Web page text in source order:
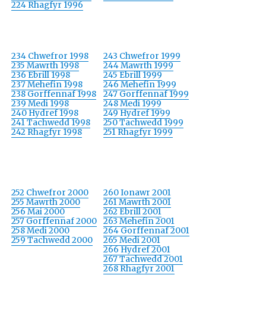
224 Rhagfyr 1996
234 Chwefror 1998
235 Mawrth 1998
236 Ebrill 1998
237 Mehefin 1998
238 Gorffennaf 1998
239 Medi 1998
240 Hydref 1998
241 Tachwedd 1998
242 Rhagfyr 1998
243 Chwefror 1999
244 Mawrth 1999
245 Ebrill 1999
246 Mehefin 1999
247 Gorffennaf 1999
248 Medi 1999
249 Hydref 1999
250 Tachwedd 1999
251 Rhagfyr 1999
252 Chwefror 2000
255 Mawrth 2000
256 Mai 2000
257 Gorffennaf 2000
258 Medi 2000
259 Tachwedd 2000
260 Ionawr 2001
261 Mawrth 2001
262 Ebrill 2001
263 Mehefin 2001
264 Gorffennaf 2001
265 Medi 2001
266 Hydref 2001
267 Tachwedd 2001
268 Rhagfyr 2001